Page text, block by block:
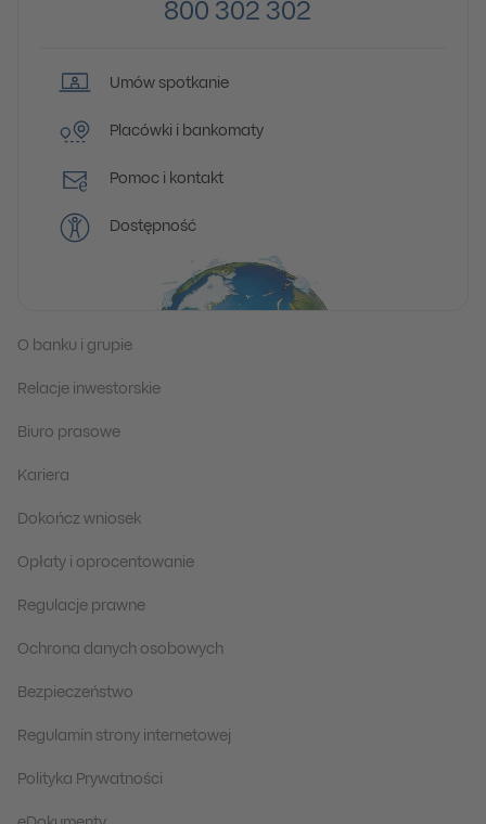
800 302 302
Umów spotkanie
Placówki i bankomaty
Pomoc i kontakt
Dostępność
O banku i grupie
Relacje inwestorskie
Biuro prasowe
Kariera
Dokończ wniosek
Opłaty i oprocentowanie
Regulacje prawne
Ochrona danych osobowych
Bezpieczeństwo
Regulamin strony internetowej
Polityka Prywatności